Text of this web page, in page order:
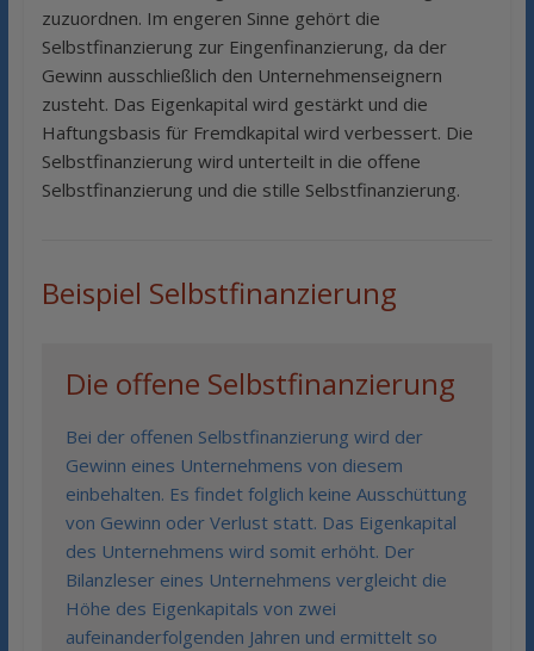
zuzuordnen. Im engeren Sinne gehört die
Selbstfinanzierung zur Eingenfinanzierung, da der
Gewinn ausschließlich den Unternehmenseignern
zusteht. Das Eigenkapital wird gestärkt und die
Haftungsbasis für Fremdkapital wird verbessert. Die
Selbstfinanzierung wird unterteilt in die offene
Selbstfinanzierung und die stille Selbstfinanzierung.
Beispiel Selbstfinanzierung
Die offene Selbstfinanzierung
Bei der offenen Selbstfinanzierung wird der
Gewinn eines Unternehmens von diesem
einbehalten. Es findet folglich keine Ausschüttung
von Gewinn oder Verlust statt. Das Eigenkapital
des Unternehmens wird somit erhöht. Der
Bilanzleser eines Unternehmens vergleicht die
Höhe des Eigenkapitals von zwei
aufeinanderfolgenden Jahren und ermittelt so